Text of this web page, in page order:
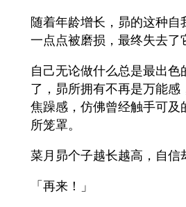
随着年龄增长，昴的这种自
一点点被磨损，最终失去了
自己无论做什么总是最出色
了，昴所拥有不再是万能感
焦躁感，仿佛曾经触手可及
所笼罩。
菜月昴个子越长越高，自信
「再来！」